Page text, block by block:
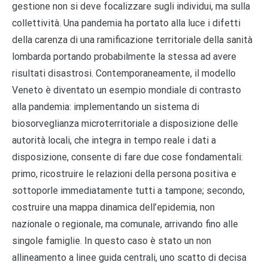
gestione non si deve focalizzare sugli individui, ma sulla
collettività. Una pandemia ha portato alla luce i difetti
della carenza di una ramificazione territoriale della sanità
lombarda portando probabilmente la stessa ad avere
risultati disastrosi. Contemporaneamente, il modello
Veneto è diventato un esempio mondiale di contrasto
alla pandemia: implementando un sistema di
biosorveglianza microterritoriale a disposizione delle
autorità locali, che integra in tempo reale i dati a
disposizione, consente di fare due cose fondamentali:
primo, ricostruire le relazioni della persona positiva e
sottoporle immediatamente tutti a tampone; secondo,
costruire una mappa dinamica dell’epidemia, non
nazionale o regionale, ma comunale, arrivando fino alle
singole famiglie. In questo caso è stato un non
allineamento a linee guida centrali, uno scatto di decisa